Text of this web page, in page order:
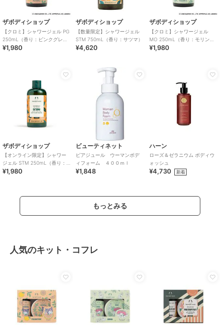
ザボディショップ
【クロミ】シャワージェル PG
250mL（香り：ピンクグレー
プフルーツ）
¥1,980
ザボディショップ
【数量限定】シャワージェル
STM 750mL（香り：サツマ）
¥4,620
ザボディショップ
【クロミ】シャワージェル
MO 250mL（香り：モリン
ガ）
¥1,980
ザボディショップ
【オンライン限定】シャワー
ジェル STM 250mL（香り：
サツマ）
¥1,980
ビューティネット
ピアジュール ウーマンボデ
ィフォーム ４００ｍｌ
¥1,848
ハーン
ローズ＆ゼラニウム ボディウ
ォッシュ
¥4,730 新着
もっとみる
人気のキット・コフレ